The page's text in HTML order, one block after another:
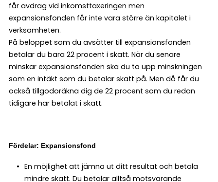
får avdrag vid inkomsttaxeringen men
expansionsfonden får inte vara större än kapitalet i
verksamheten.
På beloppet som du avsätter till expansionsfonden
betalar du bara 22 procent i skatt. När du senare
minskar expansionsfonden ska du ta upp minskningen
som en intäkt som du betalar skatt på. Men då får du
också tillgodoräkna dig de 22 procent som du redan
tidigare har betalat i skatt.
Fördelar: Expansionsfond
En möjlighet att jämna ut ditt resultat och betala
mindre skatt. Du betalar alltså motsvarande